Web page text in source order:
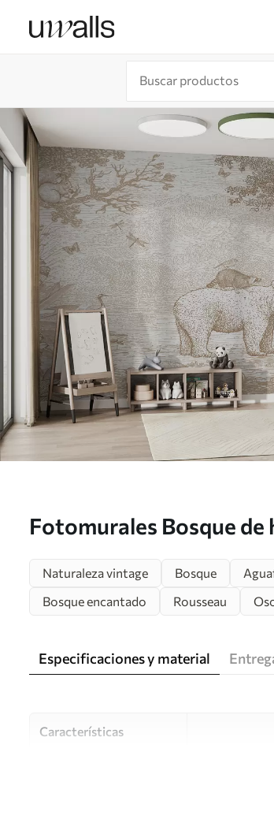
Fotomurales Bosque de
Naturaleza vintage
Bosque
Bosque encantado
Rousseau
Especificaciones y material
Características